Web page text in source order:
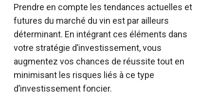
Prendre en compte les tendances actuelles et
futures du marché du vin est par ailleurs
déterminant. En intégrant ces éléments dans
votre stratégie d’investissement, vous
augmentez vos chances de réussite tout en
minimisant les risques liés à ce type
d’investissement foncier.